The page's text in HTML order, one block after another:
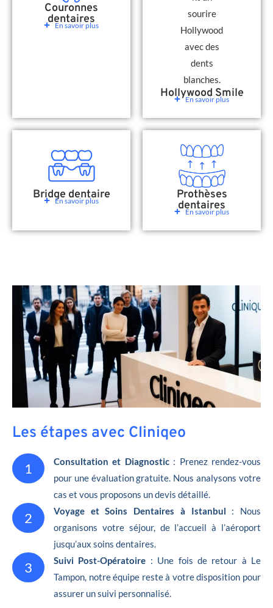
Couronnes
dentaires
En savoir plus
Hollywood Smile
En savoir plus
Bridge dentaire
En savoir plus Prothèses
dentaires
En savoir plus
Les étapes avec Cliniqeo
1 Consultation et Diagnostic: Prenez rendez-vous
pour une évaluation gratuite. Nous analysons votre
cas et vous proposons un devis détaillé.
2 Voyage et Soins Dentaires à Istanbul : Nous
organisons votre séjour, de l’accueil à l’aéroport
jusqu’aux soins dentaires.
3 Suivi Post-Opératoire : Une fois de retour à Le
Tampon, notre équipe reste à votre disposition pour
assurer un suivi personnalisé.